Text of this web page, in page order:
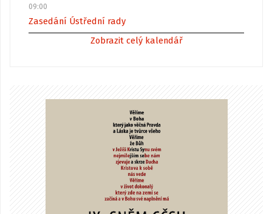
09:00
Zasedání Ústřední rady
Zobrazit celý kalendář